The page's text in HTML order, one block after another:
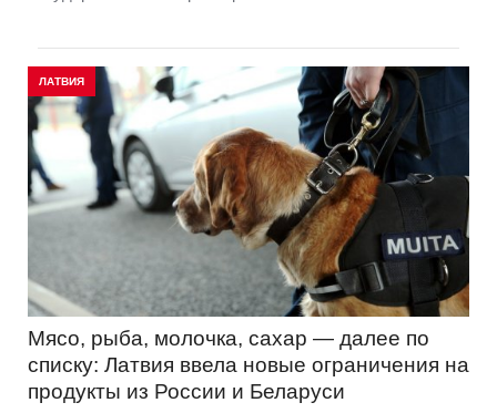
ЛАТВИЯ
Мясо, рыба, молочка, сахар — далее по
списку: Латвия ввела новые ограничения на
продукты из России и Беларуси